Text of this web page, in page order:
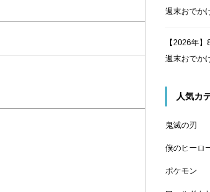
週末おでか
【2026年
週末おでか
人気カ
鬼滅の刃
僕のヒーロ
ポケモン